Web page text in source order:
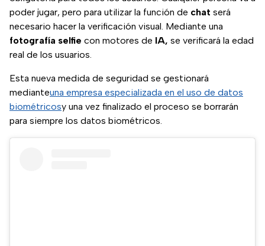
poder jugar, pero para utilizar la función de chat será
necesario hacer la verificación visual. Mediante una
fotografía selfie con motores de IA, se verificará la edad
real de los usuarios.
Esta nueva medida de seguridad se gestionará
medianteuna empresa especializada en el uso de datos
biométricosy una vez finalizado el proceso se borrarán
para siempre los datos biométricos.